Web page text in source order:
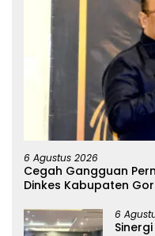
6 Agustus 2026
Cegah Gangguan
Dinkes Kabupaten
6